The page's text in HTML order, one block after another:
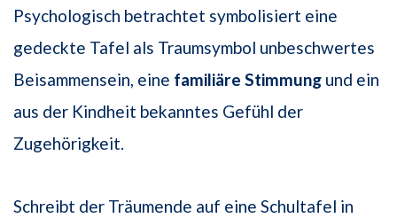
Psychologisch betrachtet symbolisiert eine
gedeckte Tafel als Traumsymbol unbeschwertes
Beisammensein, eine familiäre Stimmung und ein
aus der Kindheit bekanntes Gefühl der
Zugehörigkeit.
Schreibt der Träumende auf eine Schultafel in